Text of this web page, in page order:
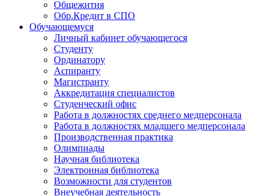
Общежития
Обр.Кредит в СПО
Обучающемуся
Личный кабинет обучающегося
Студенту
Ординатору
Аспиранту
Магистранту
Аккредитация специалистов
Студенческий офис
Работа в должностях среднего медперсонала
Работа в должностях младшего медперсонала
Производственная практика
Олимпиады
Научная библиотека
Электронная библиотека
Возможности для студентов
Внеучебная деятельность